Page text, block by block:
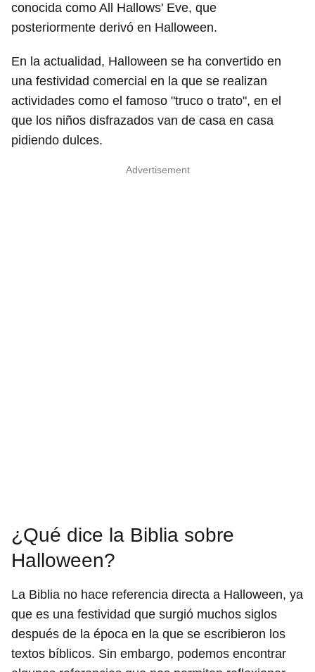
conocida como All Hallows' Eve, que
posteriormente derivó en Halloween.
En la actualidad, Halloween se ha convertido en
una festividad comercial en la que se realizan
actividades como el famoso "truco o trato", en el
que los niños disfrazados van de casa en casa
pidiendo dulces.
Advertisement
¿Qué dice la Biblia sobre
Halloween?
La Biblia no hace referencia directa a Halloween, ya
que es una festividad que surgió muchos siglos
después de la época en la que se escribieron los
textos bíblicos. Sin embargo, podemos encontrar